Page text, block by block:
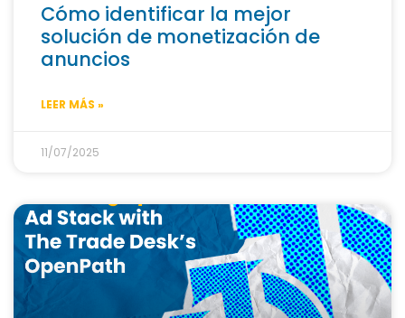
Cómo identificar la mejor
solución de monetización de
anuncios
LEER MÁS »
11/07/2025